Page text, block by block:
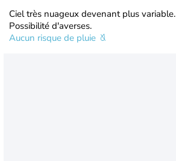
Ciel très nuageux devenant plus variable.
Possibilité d'averses.
Aucun risque de pluie